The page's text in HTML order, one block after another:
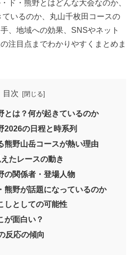
ド・熊野とはどんな大会なのか、
いるのか、丸山千枚田コースの
、地域への効果、SNSやネット
注目点までわかりやすくまとめま
目次
とは？何が起きているのか
2026の日程と時系列
熊野山岳コースが熱い理由
たレースの動き
の関係者・登場人物
熊野が話題になっているのか
しとしての可能性
が面白い？
反応の傾向